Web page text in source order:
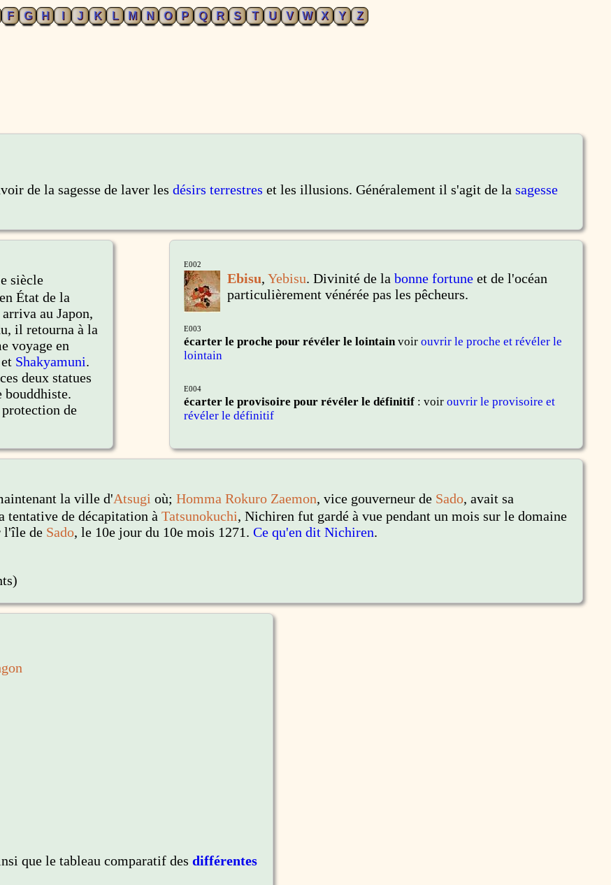
F G H I J K L M N O P Q R S T U V W X Y Z
de la sagesse de laver lesdésirs terrestres et les illusions. Généralement il s'agit de la sagesse
siècle
État de la
au Japon,
il retourna à la
voyage en
et Shakyamuni.
deux statues
bouddhiste.
de
E002
Ebisu, Yebisu. Divinité de labonne fortune et de l'océan
particulièrement vénérée pas les pêcheurs.
E003
écarter le proche pour révéler le lointainvoirouvrir le proche et révéler le
lointain
E004
écarter le provisoire pour révéler le définitif : voirouvrir le provisoire et
révéler le définitif
la ville d'Atsugioù;Homma Rokuro Zaemon, vice gouverneur de Sado, avait sa
tentative de décapitation àTatsunokuchi, Nichiren fut gardé à vue pendant un mois sur le domaine
l'île de Sado, le 10e jour du 10e mois 1271.Ce qu'en dit Nichiren.
que le tableau comparatif des différentes